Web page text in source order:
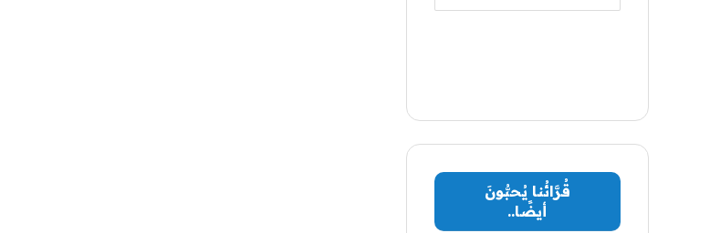
قُرَّائُنا يُحبُّونَ
أيضًا..